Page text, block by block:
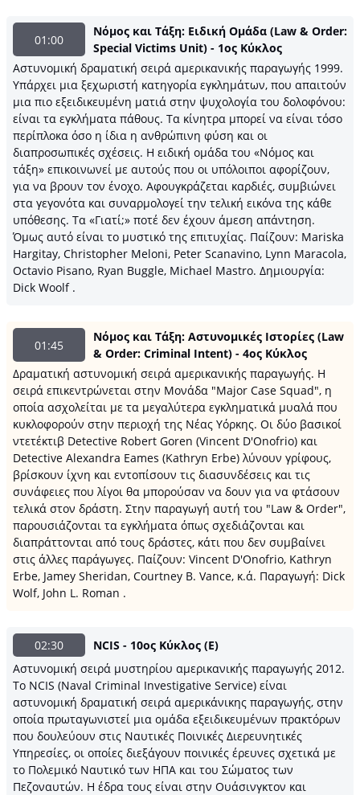
01:00
Νόμος και Τάξη: Ειδική Ομάδα (Law & Order:
Special Victims Unit) - 1ος Κύκλος
Αστυνομική δραματική σειρά αμερικανικής παραγωγής 1999.
Υπάρχει μια ξεχωριστή κατηγορία εγκλημάτων, που απαιτούν
μια πιο εξειδικευμένη ματιά στην ψυχολογία του δολοφόνου:
είναι τα εγκλήματα πάθους. Τα κίνητρα μπορεί να είναι τόσο
περίπλοκα όσο η ίδια η ανθρώπινη φύση και οι
διαπροσωπικές σχέσεις. Η ειδική ομάδα του «Νόμος και
τάξη» επικοινωνεί με αυτούς που οι υπόλοιποι αφορίζουν,
για να βρουν τον ένοχο. Αφουγκράζεται καρδιές, συμβιώνει
στα γεγονότα και συναρμολογεί την τελική εικόνα της κάθε
υπόθεσης. Τα «Γιατί;» ποτέ δεν έχουν άμεση απάντηση.
Όμως αυτό είναι το μυστικό της επιτυχίας. Παίζουν: Mariska
Hargitay, Christopher Meloni, Peter Scanavino, Lynn Maracola,
Octavio Pisano, Ryan Buggle, Michael Mastro. Δημιουργία:
Dick Woolf .
01:45
Νόμος και Τάξη: Αστυνομικές Ιστορίες (Law
& Order: Criminal Intent) - 4ος Κύκλος
Δραματική αστυνομική σειρά αμερικανικής παραγωγής. H
σειρά επικεντρώνεται στην Μονάδα "Major Case Squad", η
οποία ασχολείται με τα μεγαλύτερα εγκληματικά μυαλά που
κυκλοφορούν στην περιοχή της Νέας Υόρκης. Οι δύο βασικοί
ντετέκτιβ Detective Robert Goren (Vincent D'Onofrio) και
Detective Alexandra Eames (Kathryn Erbe) λύνουν γρίφους,
βρίσκουν ίχνη και εντοπίσουν τις διασυνδέσεις και τις
συνάφειες που λίγοι θα μπορούσαν να δουν για να φτάσουν
τελικά στον δράστη. Στην παραγωγή αυτή του "Law & Order",
παρουσιάζονται τα εγκλήματα όπως σχεδιάζονται και
διαπράττονται από τους δράστες, κάτι που δεν συμβαίνει
στις άλλες παράγωγες. Παίζουν: Vincent D'Onofrio, Kathryn
Erbe, Jamey Sheridan, Courtney B. Vance, κ.ά. Παραγωγή: Dick
Wolf, John L. Roman .
02:30
NCIS - 10ος Κύκλος (Ε)
Αστυνομική σειρά μυστηρίου αμερικανικής παραγωγής 2012.
Το NCIS (Naval Criminal Investigative Service) είναι
αστυνομική δραματική σειρά αμερικάνικης παραγωγής, στην
οποία πρωταγωνιστεί μια ομάδα εξειδικευμένων πρακτόρων
που δουλεύουν στις Ναυτικές Ποινικές Διερευνητικές
Υπηρεσίες, οι οποίες διεξάγουν ποινικές έρευνες σχετικά με
το Πολεμικό Ναυτικό των ΗΠΑ και του Σώματος των
Πεζοναυτών. Η έδρα τους είναι στην Ουάσινγκτον και